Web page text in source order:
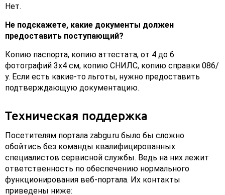
Нет.
Не подскажете, какие документы должен
предоставить поступающий?
Копию паспорта, копию аттестата, от 4 до 6
фотографий 3x4 см, копию СНИЛС, копию справки 086/
у. Если есть какие-то льготы, нужно предоставить
подтверждающую документацию.
Техническая поддержка
Посетителям портала zabgu.ru было бы сложно
обойтись без команды квалифицированных
специалистов сервисной службы. Ведь на них лежит
ответственность по обеспечению нормального
функционирования веб-портала. Их контакты
приведены ниже: